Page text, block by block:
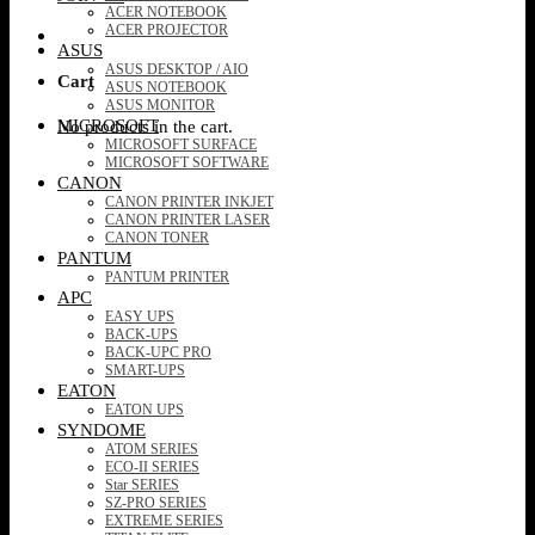
Cart
No products in the cart.
ACER NOTEBOOK
ACER PROJECTOR
ASUS
ASUS DESKTOP / AIO
ASUS NOTEBOOK
ASUS MONITOR
MICROSOFT
MICROSOFT SURFACE
MICROSOFT SOFTWARE
CANON
CANON PRINTER INKJET
CANON PRINTER LASER
CANON TONER
PANTUM
PANTUM PRINTER
APC
EASY UPS
BACK-UPS
BACK-UPC PRO
SMART-UPS
EATON
EATON UPS
SYNDOME
ATOM SERIES
ECO-II SERIES
Star SERIES
SZ-PRO SERIES
EXTREME SERIES